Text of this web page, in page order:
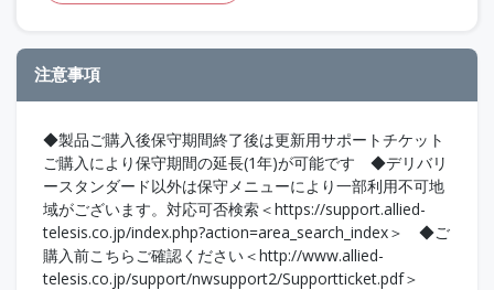
注意事項
◆製品ご購入後保守期間終了後は更新用サポートチケット
ご購入により保守期間の延長(1年)が可能です ◆デリバリ
ースタンダード以外は保守メニューにより一部利用不可地
域がございます。対応可否検索＜https://support.allied-
telesis.co.jp/index.php?action=area_search_index＞ ◆ご
購入前こちらご確認ください＜http://www.allied-
telesis.co.jp/support/nwsupport2/Supportticket.pdf＞